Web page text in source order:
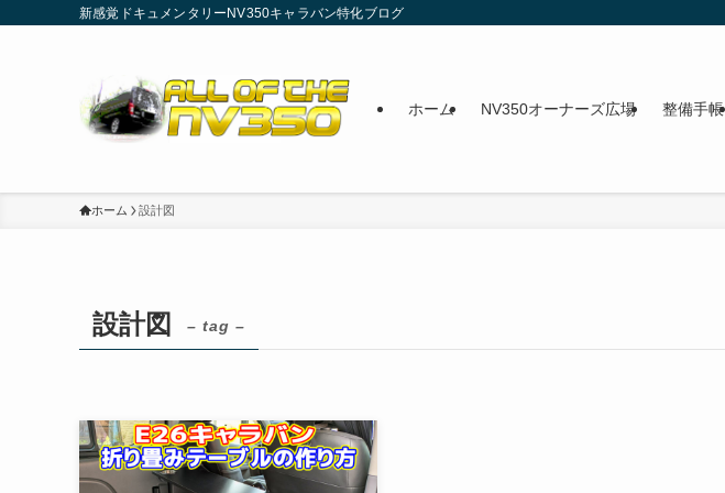
新感覚ドキュメンタリーNV350キャラバン特化ブログ
ホーム NV350オーナーズ広場 整備手帳
ホーム 設計図
設計図 – tag –